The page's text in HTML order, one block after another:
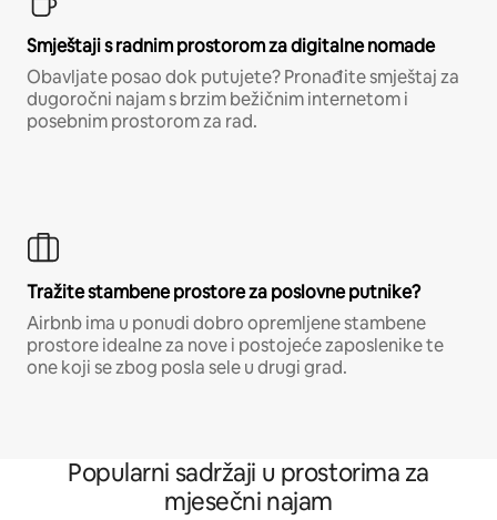
Smještaji s radnim prostorom za digitalne nomade
Obavljate posao dok putujete? Pronađite smještaj za
dugoročni najam s brzim bežičnim internetom i
posebnim prostorom za rad.
Tražite stambene prostore za poslovne putnike?
Airbnb ima u ponudi dobro opremljene stambene
prostore idealne za nove i postojeće zaposlenike te
one koji se zbog posla sele u drugi grad.
Popularni sadržaji u prostorima za
mjesečni najam